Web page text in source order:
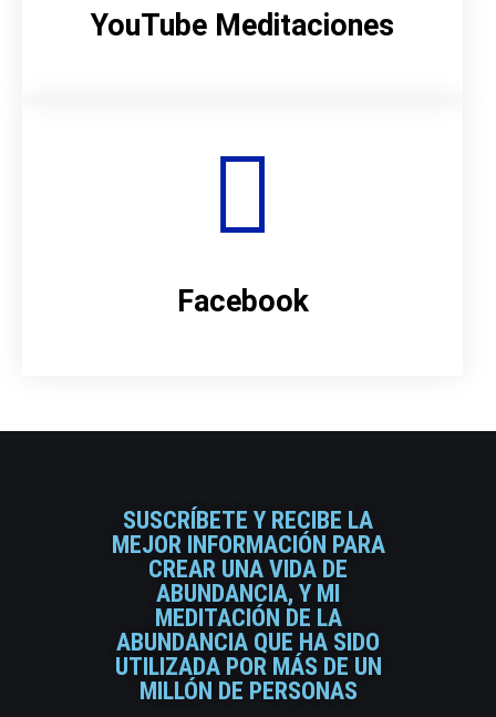
YouTube Meditaciones
Facebook
SUSCRÍBETE Y RECIBE LA
MEJOR INFORMACIÓN PARA
CREAR UNA VIDA DE
ABUNDANCIA, Y MI
MEDITACIÓN DE LA
ABUNDANCIA QUE HA SIDO
UTILIZADA POR MÁS DE UN
MILLÓN DE PERSONAS